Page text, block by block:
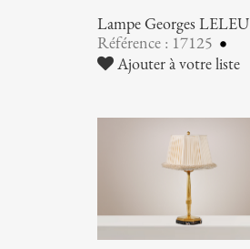
Lampe Georges LELEU
Référence : 17125
Ajouter à votre liste